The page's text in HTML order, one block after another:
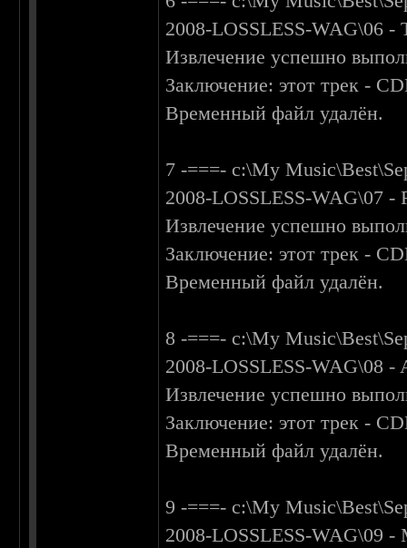
2008-LOSSLESS-WAG\06 -
Извлечение успешно
Заключение: этот трек -
Временный файл удалён.
7 -===- c:\My
2008-LOSSLESS-WAG\07 -
Извлечение успешно
Заключение: этот трек -
Временный файл удалён.
8 -===- c:\My
2008-LOSSLESS-WAG\08 -
Извлечение успешно
Заключение: этот трек -
Временный файл удалён.
9 -===- c:\My
2008-LOSSLESS-WAG\09